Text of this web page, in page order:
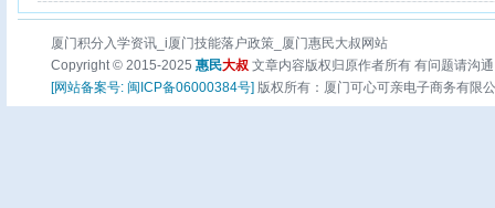
厦门积分入学资讯_i厦门技能落户政策_厦门惠民大叔网站
Copyright © 2015-2025 惠民大叔 文章内容版权归原作者所有 有问题请沟
[网站备案号: 闽ICP备06000384号] 版权所有：厦门可心可亲电子商务有限